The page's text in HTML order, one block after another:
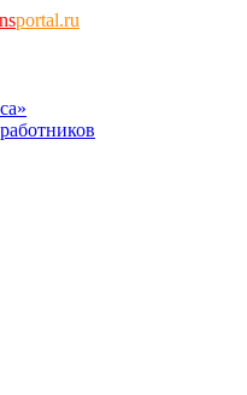
nsportal.ru